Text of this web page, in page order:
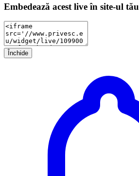
Embedează acest live în site-ul tău
Închide